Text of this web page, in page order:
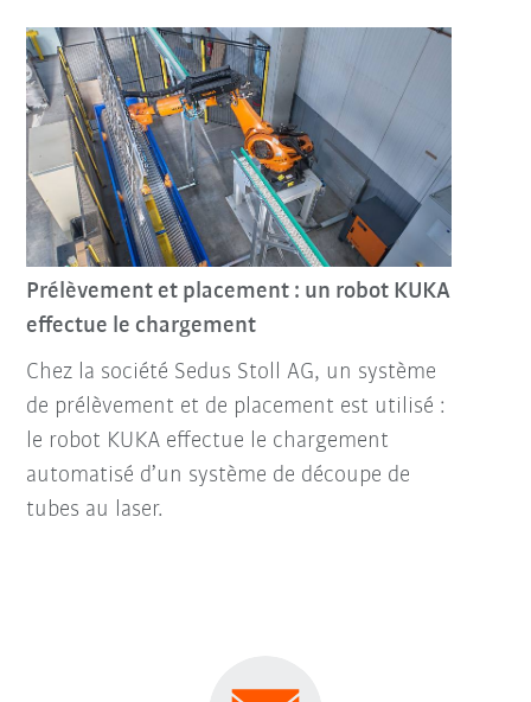
Prélèvement et placement : un robot KUKA
effectue le chargement
Chez la société Sedus Stoll AG, un système
de prélèvement et de placement est utilisé :
le robot KUKA effectue le chargement
automatisé d’un système de découpe de
tubes au laser.